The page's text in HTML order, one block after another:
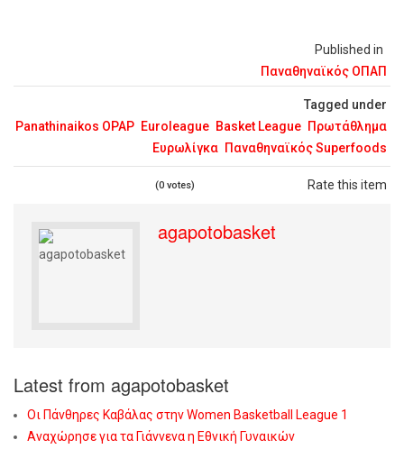
Published in
Παναθηναϊκός ΟΠΑΠ
Tagged under
Panathinaikos OPAP Euroleague Basket League Πρωτάθλημα
Ευρωλίγκα Παναθηναϊκός Superfoods
Rate this item
(0 votes)
agapotobasket
Latest from agapotobasket
Οι Πάνθηρες Καβάλας στην Women Basketball League 1
Αναχώρησε για τα Γιάννενα η Εθνική Γυναικών